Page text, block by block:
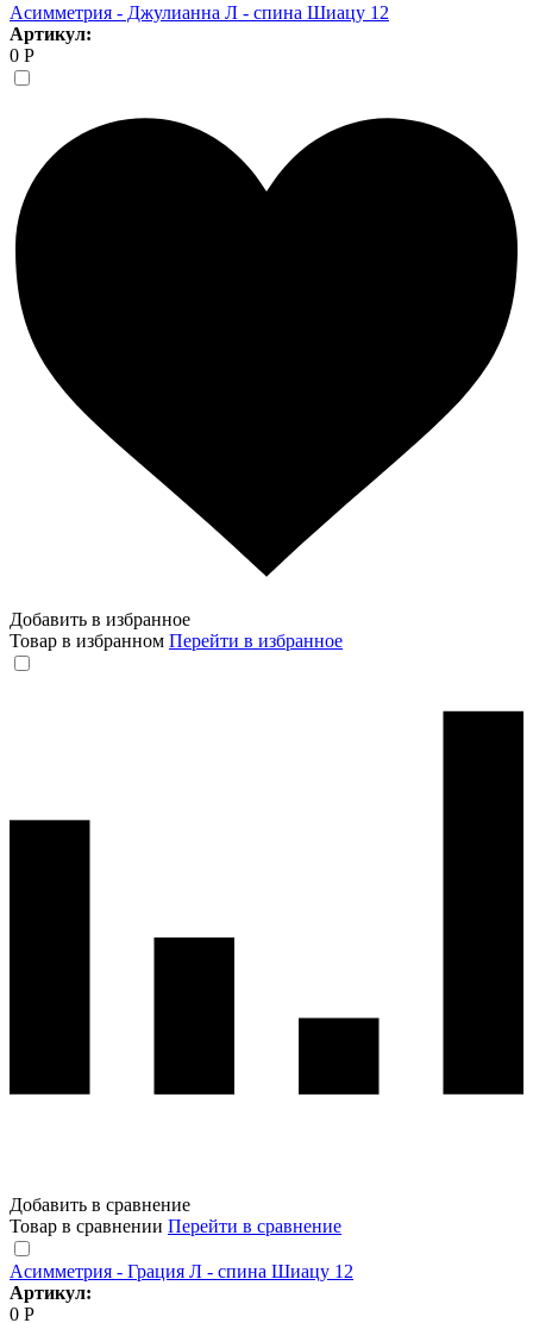
Асимметрия - Джулианна Л - спина Шиацу 12
Артикул:
0 Р
Добавить в избранное
Товар в избранном Перейти в избранное
Добавить в сравнение
Товар в сравнении Перейти в сравнение
Асимметрия - Грация Л - спина Шиацу 12
Артикул:
0 Р